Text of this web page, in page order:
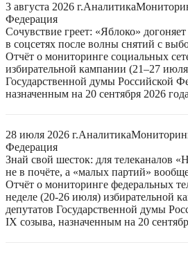
3 августа 2026 г.Аналитика
Федерация
Сочувствие греет: «Яблоко»
в соцсетях после волны снятий с
Отчёт о мониторинге социальных
избирательной кампании (21–27
Государственной думы Российской
назначенным на 20 сентября 2026 года
28 июля 2026 г.Аналитика
Федерация
Знай свой шесток: для телеканалов
не в почёте, а «малых партий»
Отчёт о мониторинге федеральных
неделе (20-26 июля) избирательной
депутатов Государственной думы
IX созыва, назначенным на 20